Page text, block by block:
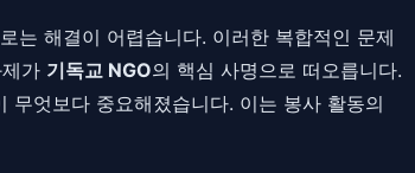
는 해결이 어렵습니다. 이러한 복합적인 문제
가 기독교 NGO의 핵심 사명으로 떠오릅니다.
엇보다 중요해졌습니다. 이는 봉사 활동의